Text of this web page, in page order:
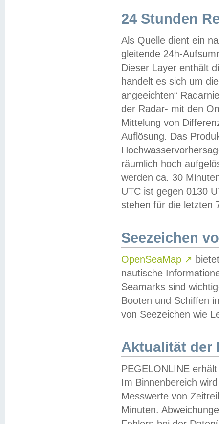
24 Stunden
Als Quelle dient ein
gleitende 24h-
Dieser Layer enthält
handelt es sich um
angeeichten“
der Radar- mit den
Mittelung von
Auflösung. Das
räumlich hoch
werden ca. 30
UTC ist gegen 0130
stehen für die letzten
Seezeichen
OpenSeaMap ↗
nautische
Seamarks sind
Booten und Schiffen
von Seezeichen wie
Aktualität der
PEGELONLINE
Im Binnenbereich
Messwerte von
Minuten.